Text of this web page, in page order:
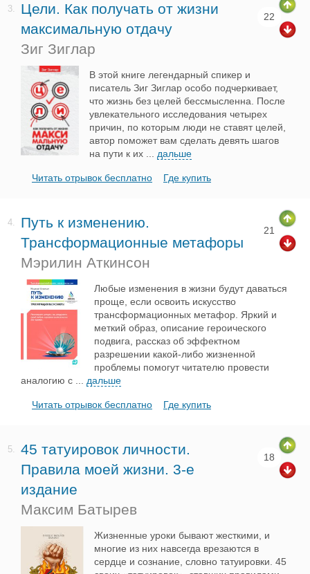
3.
Цели. Как получать от жизни
максимальную отдачу
Зиг Зиглар
22
В этой книге легендарный спикер и
писатель Зиг Зиглар особо подчеркивает,
что жизнь без целей бессмысленна. После
увлекательного исследования четырех
причин, по которым люди не ставят целей,
автор поможет вам сделать девять шагов
на пути к их
дальше
Читать отрывок бесплатно Где купить
4.
Путь к изменению.
Трансформационные метафоры
Мэрилин Аткинсон
21
Любые изменения в жизни будут даваться
проще, если освоить искусство
трансформационных метафор. Яркий и
меткий образ, описание героического
подвига, рассказ об эффектном
разрешении какой-либо жизненной
проблемы помогут читателю провести
аналогию с
дальше
Читать отрывок бесплатно Где купить
5.
45 татуировок личности.
Правила моей жизни. 3-е
издание
Максим Батырев
18
Жизненные уроки бывают жесткими, и
многие из них навсегда врезаются в
сердце и сознание, словно татуировки. 45